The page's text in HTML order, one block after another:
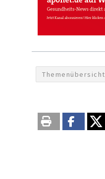
Themenübersicht